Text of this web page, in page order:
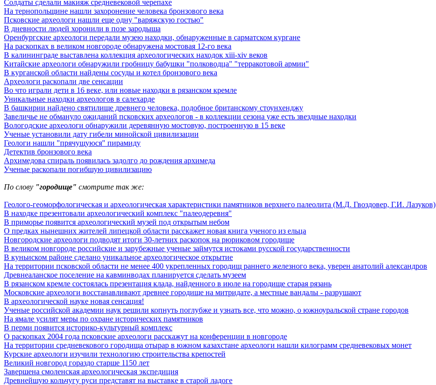
Солдаты сделали макияж средневековой черепахе
На тернопольщине нашли захоронение человека бронзового века
Псковские археологи нашли еще одну "варяжскую гостью"
В дневности людей хоронили в позе зародыша
Оренбургские археологи передали музею находки, обнаруженные в сарматском кургане
На раскопках в великом новгороде обнаружена мостовая 12-го века
В калининграде выставлена коллекция археологических находок xiii-xiv веков
Китайские археологи обнаружили гробницу бабушки "полководца" "терракотовой армии"
В курганской области найдены сосуды и котел бронзового века
Археологи раскопали две сенсации
Во что играли дети в 16 веке, или новые находки в рязанском кремле
Уникальные находки археологов в салехарде
В башкирии найдено святилище древнего человека, подобное британскому стоунхенджу
Завеличье не обмануло ожиданий псковских археологов - в коллекции сезона уже есть звездные находки
Вологодские археологи обнаружили деревянную мостовую, построенную в 15 веке
Ученые установили дату гибели минойской цивилизации
Геологи нашли "прячущуюся" пирамиду
Детектив бронзового века
Архимедова спираль появилась задолго до рождения архимеда
Ученые раскопали погибшую цивилизацию
По слову "городище" смотрите так же:
Геолого-геоморфологическая и археологическая характеристики памятников верхнего палеолита (М.Д. Гвоздовер, Г.И. Лазуков)
В находке презентовали археологический комплекс "палеодеревня"
В приморье появится археологический музей под открытым небом
О предках нынешних жителей липецкой области расскажет новая книга ученого из ельца
Новгородские археологи подводят итоги 30-летних раскопок на рюриковом городище
В великом новгороде российские и зарубежные ученые займутся истоками русской государственности
В куньиском районе сделано уникальное археологическое открытие
На территории псковской области не менее 400 укрепленных городищ раннего железного века, уверен анатолий александров
Древнеаланское поселение на кавминводах планируется сделать музеем
В рязанском кремле состоялась презентация клада, найденного в июле на городище старая рязань
Московские археологи восстанавливают древнее городище на митридате, а местные вандалы - разрушают
В археологической науке новая сенсация!
Ученые российской академии наук решили копнуть поглубже и узнать все, что можно, о южноуральской стране городов
На ямале усилят меры по охране исторических памятников
В перми появится историко-культурный комплекс
О раскопках 2004 года псковские археологи расскажут на конференции в новгороде
На территории средневекового городища отырар в южном казахстане археологи нашли килограмм средневековых монет
Курские археологи изучили технологию строительства крепостей
Великий новгород гораздо старше 1150 лет
Завершена смоленская археологическая экспедиция
Древнейшую кольчугу руси представят на выставке в старой ладоге